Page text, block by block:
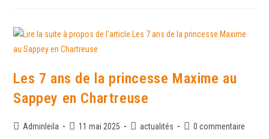
Les 7 ans de la princesse Maxime au
Sappey en Chartreuse
Adminleila 11 mai 2025 actualités 0 commentaire